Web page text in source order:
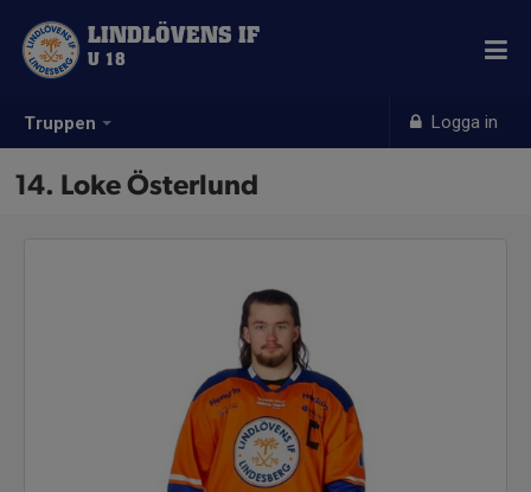
Truppen Logga in
LINDLÖVENS IF
U 18
14. Loke Österlund